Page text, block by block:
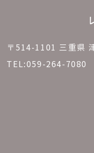
〒514-1101 三重県
TEL:059-264-7080